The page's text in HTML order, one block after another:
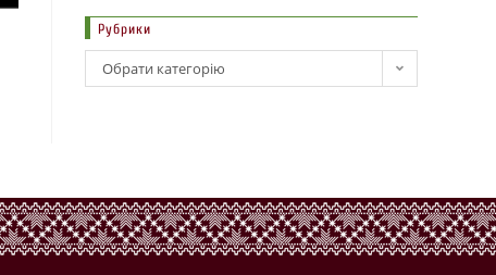
Рубрики
Обрати категорію